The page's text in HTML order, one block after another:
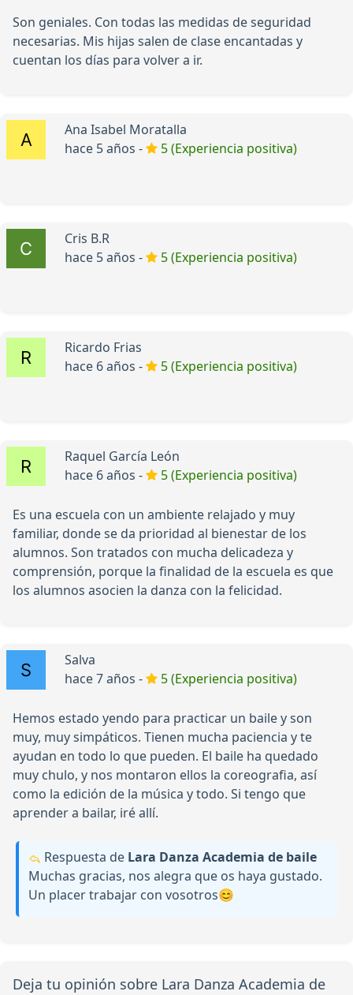
Son geniales. Con todas las medidas de seguridad
necesarias. Mis hijas salen de clase encantadas y
cuentan los días para volver a ir.
Ana Isabel Moratalla
hace 5 años -
5 (Experiencia positiva)
Cris B.R
hace 5 años -
5 (Experiencia positiva)
Ricardo Frias
hace 6 años -
5 (Experiencia positiva)
Raquel García León
hace 6 años -
5 (Experiencia positiva)
Es una escuela con un ambiente relajado y muy
familiar, donde se da prioridad al bienestar de los
alumnos. Son tratados con mucha delicadeza y
comprensión, porque la finalidad de la escuela es que
los alumnos asocien la danza con la felicidad.
Salva
hace 7 años -
5 (Experiencia positiva)
Hemos estado yendo para practicar un baile y son
muy, muy simpáticos. Tienen mucha paciencia y te
ayudan en todo lo que pueden. El baile ha quedado
muy chulo, y nos montaron ellos la coreografia, así
como la edición de la música y todo. Si tengo que
aprender a bailar, iré allí.
Respuesta de Lara Danza Academia de baile
Muchas gracias, nos alegra que os haya gustado.
Un placer trabajar con vosotros😊
Deja tu opinión sobre Lara Danza Academia de